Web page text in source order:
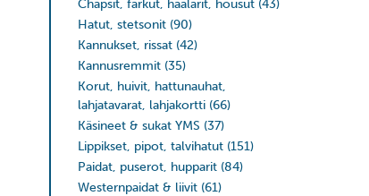
Chapsit, farkut, haalarit, housut (43)
Hatut, stetsonit (90)
Kannukset, rissat (42)
Kannusremmit (35)
Korut, huivit, hattunauhat,
lahjatavarat, lahjakortti (66)
Käsineet & sukat YMS (37)
Lippikset, pipot, talvihatut (151)
Paidat, puserot, hupparit (84)
Westernpaidat & liivit (61)